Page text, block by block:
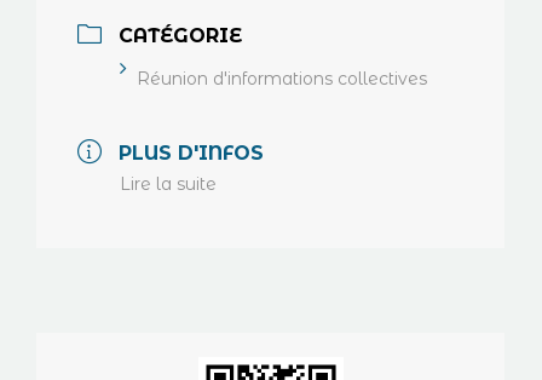
CATÉGORIE
Réunion d'informations collectives
PLUS D'INFOS
Lire la suite